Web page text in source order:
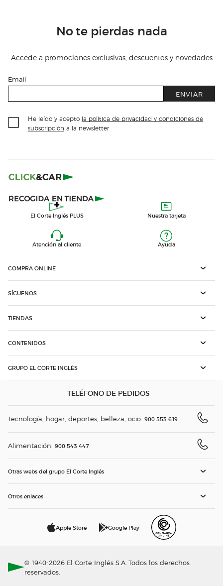
No te pierdas nada
Accede a promociones exclusivas, descuentos y novedades
Email
ENVIAR
He leído y acepto la política de privacidad y condiciones de
subscripción a la newsletter
El Corte Inglés PLUS Nuestra tarjeta
Atención al cliente Ayuda
COMPRA ONLINE
SÍGUENOS
TIENDAS
CONTENIDOS
GRUPO EL CORTE INGLÉS
TELÉFONO DE PEDIDOS
Tecnología, hogar, deportes, belleza, ocio: 900 553 619
Alimentación: 900 543 447
Otras webs del grupo El Corte Inglés
Otros enlaces
Apple Store Google Play
© 1940-2026 El Corte Inglés S.A. Todos los derechos
reservados.